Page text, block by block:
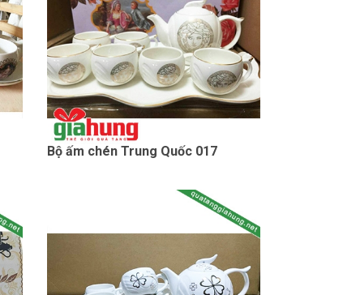
Bộ ấm chén Trung Quốc 017